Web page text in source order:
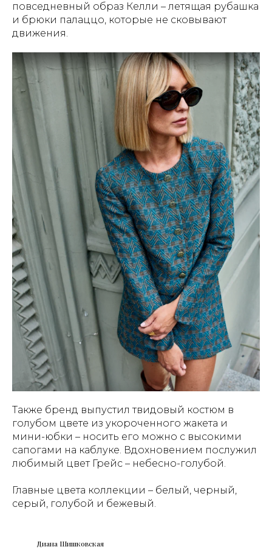
повседневный образ Келли – летящая рубашка
и брюки палаццо, которые не сковывают
движения.
Также бренд выпустил твидовый костюм в
голубом цвете из укороченного жакета и
мини-юбки – носить его можно с высокими
сапогами на каблуке. Вдохновением послужил
любимый цвет Грейс – небесно-голубой.
Главные цвета коллекции – белый, черный,
серый, голубой и бежевый.
Диана Шишковская